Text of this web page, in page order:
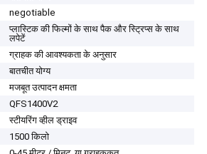
negotiable
प्लास्टिक की फिल्मों के साथ पैक और स्ट्रिप्स के साथ
लपेटें
ग्राहक की आवश्यकता के अनुसार
बातचीत योग्य
मजबूत उत्पादन क्षमता
QFS1400V2
स्टीयरिंग व्हील ड्राइव
1500 किलो